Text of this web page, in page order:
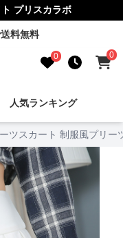
プリスカラボ
料無料
0 0
人気ランキング
ツスカート 制服風プリー